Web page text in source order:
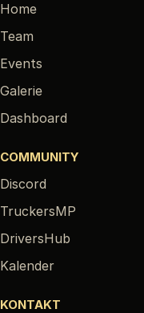
Home
Team
Events
Galerie
Dashboard
COMMUNITY
Discord
TruckersMP
DriversHub
Kalender
KONTAKT